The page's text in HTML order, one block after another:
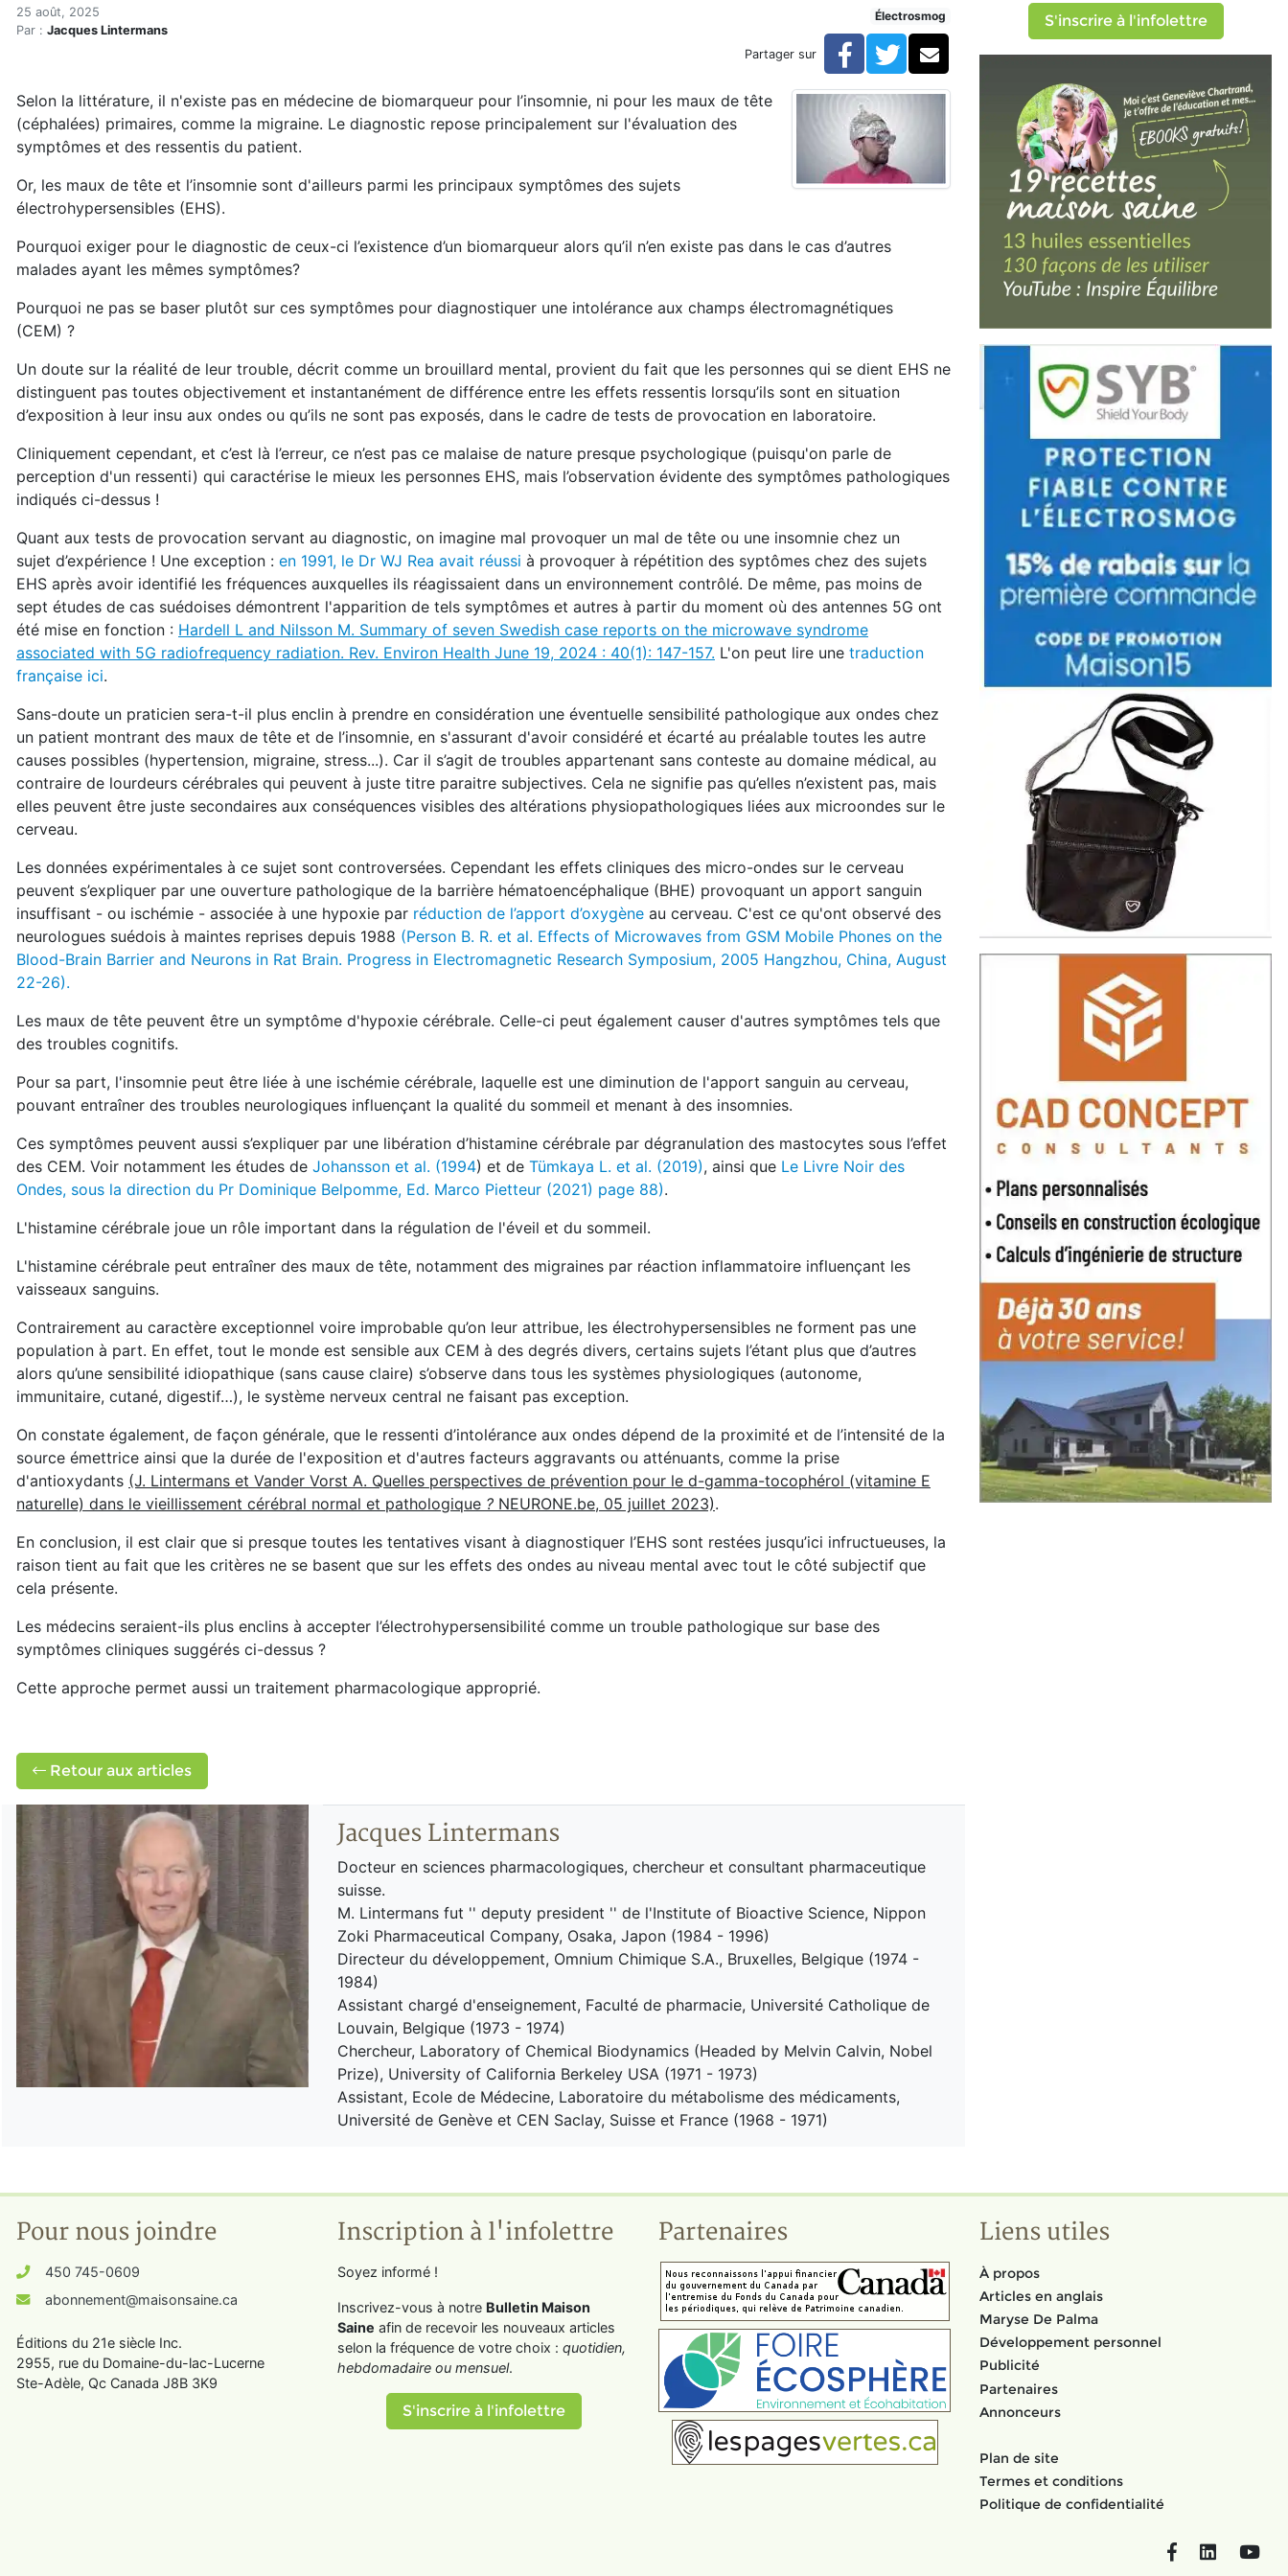
Accueil
Articles
Le diagnostic de l’électrohypersensibilité
25 août, 2025
Par : Jacques Lintermans
Électrosmog
Partager sur Facebook
TwitterCourriel
Selon la littérature, il n'existe pas en médecine de biomarqueur pour l’insomnie, ni pour les maux de tête
(céphalées) primaires, comme la migraine. Le diagnostic repose principalement sur l'évaluation des
symptômes et des ressentis du patient.
Or, les maux de tête et l’insomnie sont d'ailleurs parmi les principaux symptômes des sujets
électrohypersensibles (EHS).
Pourquoi exiger pour le diagnostic de ceux-ci l’existence d’un biomarqueur alors qu’il n’en existe pas dans le cas d’autres
malades ayant les mêmes symptômes?
Pourquoi ne pas se baser plutôt sur ces symptômes pour diagnostiquer une intolérance aux champs électromagnétiques
(CEM) ?
Un doute sur la réalité de leur trouble, décrit comme un brouillard mental, provient du fait que les personnes qui se dient EHS ne
distinguent pas toutes objectivement et instantanément de différence entre les effets ressentis lorsqu’ils sont en situation
d’exposition à leur insu aux ondes ou qu’ils ne sont pas exposés, dans le cadre de tests de provocation en laboratoire.
Cliniquement cependant, et c’est là l’erreur, ce n’est pas ce malaise de nature presque psychologique (puisqu'on parle de
perception d'un ressenti) qui caractérise le mieux les personnes EHS, mais l’observation évidente des symptômes pathologiques
indiqués ci-dessus !
Quant aux tests de provocation servant au diagnostic, on imagine mal provoquer un mal de tête ou une insomnie chez un
sujet d’expérience ! Une exception : en 1991, le Dr WJ Rea avait réussi à provoquer à répétition des syptômes chez des sujets
EHS après avoir identifié les fréquences auxquelles ils réagissaient dans un environnement contrôlé. De même, pas moins de
sept études de cas suédoises démontrent l'apparition de tels symptômes et autres à partir du moment où des antennes 5G ont
été mise en fonction : Hardell L and Nilsson M. Summary of seven Swedish case reports on the microwave syndrome
associated with 5G radiofrequency radiation. Rev. Environ Health June 19, 2024 : 40(1): 147-157. L'on peut lire une traduction
française ici.
Sans-doute un praticien sera-t-il plus enclin à prendre en considération une éventuelle sensibilité pathologique aux ondes chez
un patient montrant des maux de tête et de l’insomnie, en s'assurant d'avoir considéré et écarté au préalable toutes les autre
causes possibles (hypertension, migraine, stress...). Car il s’agit de troubles appartenant sans conteste au domaine médical, au
contraire de lourdeurs cérébrales qui peuvent à juste titre paraitre subjectives. Cela ne signifie pas qu’elles n’existent pas, mais
elles peuvent être juste secondaires aux conséquences visibles des altérations physiopathologiques liées aux microondes sur le
cerveau.
Les données expérimentales à ce sujet sont controversées. Cependant les effets cliniques des micro-ondes sur le cerveau
peuvent s’expliquer par une ouverture pathologique de la barrière hématoencéphalique (BHE) provoquant un apport sanguin
insuffisant - ou ischémie - associée à une hypoxie par réduction de l’apport d’oxygène au cerveau. C'est ce qu'ont observé des
neurologues suédois à maintes reprises depuis 1988 (Person B. R. et al. Effects of Microwaves from GSM Mobile Phones on the
Blood-Brain Barrier and Neurons in Rat Brain. Progress in Electromagnetic Research Symposium, 2005 Hangzhou, China, August
22-26).
Les maux de tête peuvent être un symptôme d'hypoxie cérébrale. Celle-ci peut également causer d'autres symptômes tels que
des troubles cognitifs.
Pour sa part, l'insomnie peut être liée à une ischémie cérébrale, laquelle est une diminution de l'apport sanguin au cerveau,
pouvant entraîner des troubles neurologiques influençant la qualité du sommeil et menant à des insomnies.
Ces symptômes peuvent aussi s’expliquer par une libération d’histamine cérébrale par dégranulation des mastocytes sous l’effet
des CEM. Voir notamment les études de Johansson et al. (1994) et de Tümkaya L. et al. (2019), ainsi que Le Livre Noir des
Ondes, sous la direction du Pr Dominique Belpomme, Ed. Marco Pietteur (2021) page 88).
L'histamine cérébrale joue un rôle important dans la régulation de l'éveil et du sommeil.
L'histamine cérébrale peut entraîner des maux de tête, notamment des migraines par réaction inflammatoire influençant les
vaisseaux sanguins.
Contrairement au caractère exceptionnel voire improbable qu’on leur attribue, les électrohypersensibles ne forment pas une
population à part. En effet, tout le monde est sensible aux CEM à des degrés divers, certains sujets l’étant plus que d’autres
alors qu’une sensibilité idiopathique (sans cause claire) s’observe dans tous les systèmes physiologiques (autonome,
immunitaire, cutané, digestif…), le système nerveux central ne faisant pas exception.
On constate également, de façon générale, que le ressenti d’intolérance aux ondes dépend de la proximité et de l’intensité de la
source émettrice ainsi que la durée de l'exposition et d'autres facteurs aggravants ou atténuants, comme la prise
d'antioxydants (J. Lintermans et Vander Vorst A. Quelles perspectives de prévention pour le d-gamma-tocophérol (vitamine E
naturelle) dans le vieillissement cérébral normal et pathologique ? NEURONE.be, 05 juillet 2023).
En conclusion, il est clair que si presque toutes les tentatives visant à diagnostiquer l’EHS sont restées jusqu’ici infructueuses, la
raison tient au fait que les critères ne se basent que sur les effets des ondes au niveau mental avec tout le côté subjectif que
cela présente.
Les médecins seraient-ils plus enclins à accepter l’électrohypersensibilité comme un trouble pathologique sur base des
symptômes cliniques suggérés ci-dessus ?
Cette approche permet aussi un traitement pharmacologique approprié.
Retour aux articles
Jacques Lintermans
Docteur en sciences pharmacologiques, chercheur et consultant pharmaceutique
suisse.
M. Lintermans fut '' deputy president '' de l'Institute of Bioactive Science, Nippon
Zoki Pharmaceutical Company, Osaka, Japon (1984 - 1996)
Directeur du développement, Omnium Chimique S.A., Bruxelles, Belgique (1974 -
1984)
Assistant chargé d'enseignement, Faculté de pharmacie, Université Catholique de
Louvain, Belgique (1973 - 1974)
Chercheur, Laboratory of Chemical Biodynamics (Headed by Melvin Calvin, Nobel
Prize), University of California Berkeley USA (1971 - 1973)
Assistant, Ecole de Médecine, Laboratoire du métabolisme des médicaments,
Université de Genève et CEN Saclay, Suisse et France (1968 - 1971)
S'inscrire à l'infolettre
Pour nous joindre
450 745-0609
abonnement@maisonsaine.ca
Éditions du 21e siècle Inc.
2955, rue du Domaine-du-lac-Lucerne
Ste-Adèle, Qc Canada J8B 3K9
Inscription à l'infolettre
Soyez informé !
Inscrivez-vous à notre Bulletin Maison
Saine afin de recevoir les nouveaux articles
selon la fréquence de votre choix : quotidien,
hebdomadaire ou mensuel.
S'inscrire à l'infolettre
Partenaires Liens utiles
À propos
Articles en anglais
Maryse De Palma
Développement personnel
Publicité
Partenaires
Annonceurs
Plan de site
Termes et conditions
Politique de confidentialité
FacebookLinkedIn